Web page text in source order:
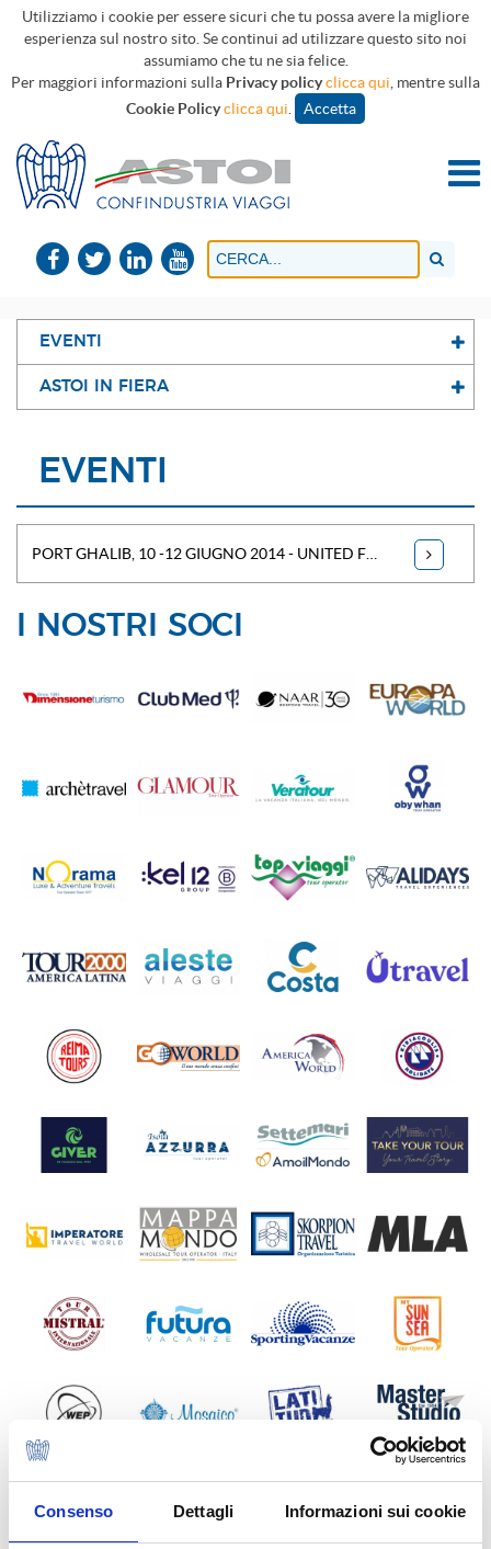
Consenso Dettagli Informazioni sui cookie
Utilizziamo i cookie per essere sicuri che tu possa avere la migliore
esperienza sul nostro sito. Se continui ad utilizzare questo sito noi
assumiamo che tu ne sia felice.
Per maggiori informazioni sulla Privacy policyclicca qui , mentre sulla
Cookie Policyclicca qui Accetta
EVENTI
ASTOI IN FIERA
EVENTI
I NOSTRI SOCI